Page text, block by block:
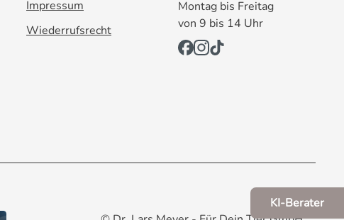
Impressum
Wiederrufsrecht
Montag bis Freitag
von 9 bis 14 Uhr
KI-Berater